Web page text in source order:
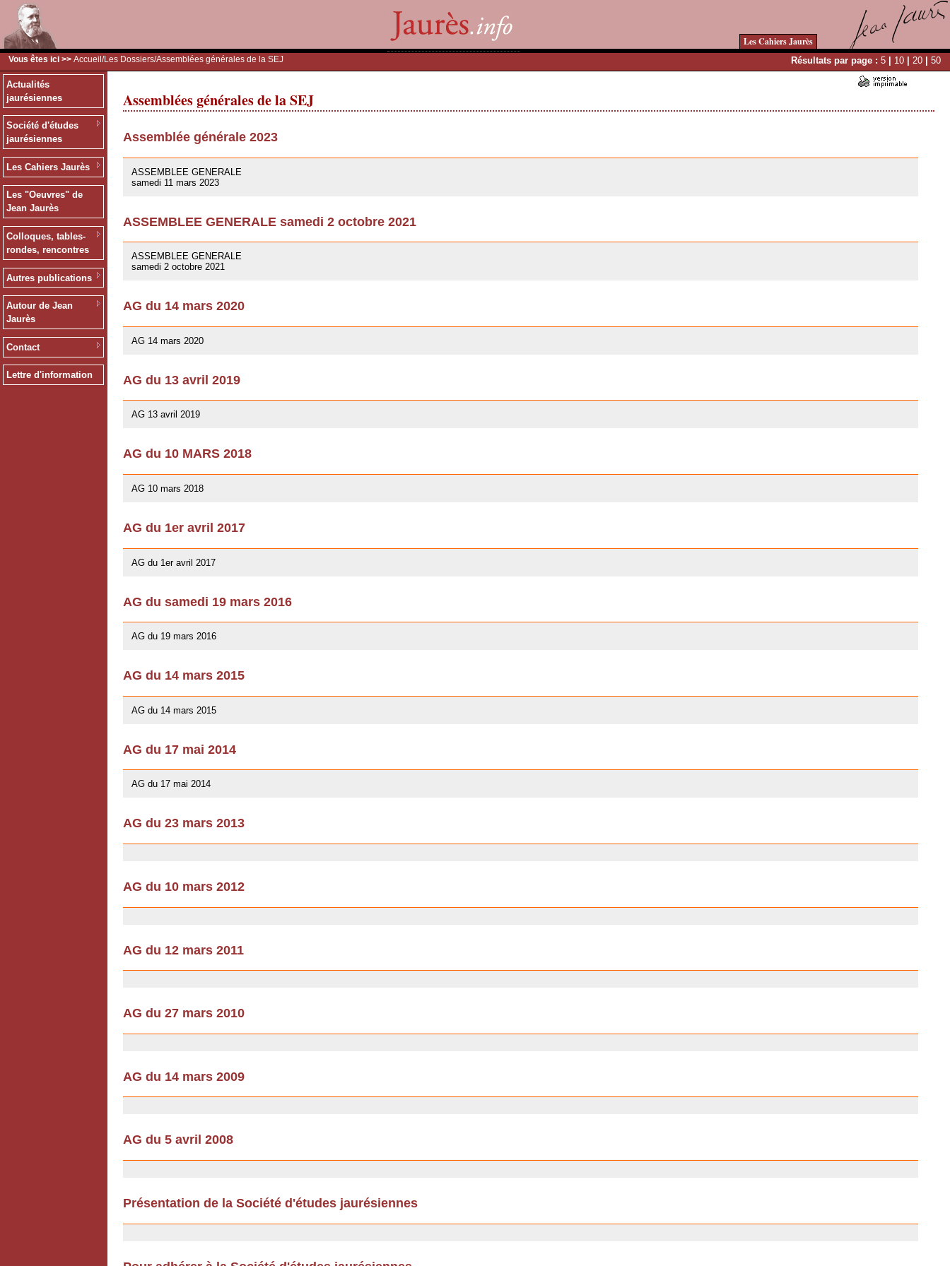
Les Cahiers Jaurès
Vous êtes ici >> Accueil /Les Dossiers/Assemblées générales de la SEJ Résultats par page : 5 | 10 | 20 | 50
Actualités
jaurésiennes
Société d'études
jaurésiennes
Les Cahiers Jaurès
Les "Oeuvres" de
Jean Jaurès
Colloques, tables-
rondes, rencontres
Autres publications
Autour de Jean
Jaurès
Contact
Lettre d'information
Assemblées générales de la SEJ
Assemblée générale 2023
ASSEMBLEE GENERALE
samedi 11 mars 2023
ASSEMBLEE GENERALE samedi 2 octobre 2021
ASSEMBLEE GENERALE
samedi 2 octobre 2021
AG du 14 mars 2020
AG 14 mars 2020
AG du 13 avril 2019
AG 13 avril 2019
AG du 10 MARS 2018
AG 10 mars 2018
AG du 1er avril 2017
AG du 1er avril 2017
AG du samedi 19 mars 2016
AG du 19 mars 2016
AG du 14 mars 2015
AG du 14 mars 2015
AG du 17 mai 2014
AG du 17 mai 2014
AG du 23 mars 2013
AG du 10 mars 2012
AG du 12 mars 2011
AG du 27 mars 2010
AG du 14 mars 2009
AG du 5 avril 2008
Présentation de la Société d'études jaurésiennes